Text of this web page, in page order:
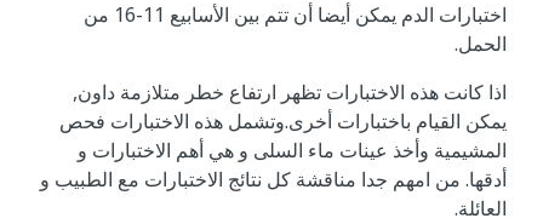
اختبارات الدم يمكن أيضا أن تتم بين الأسابيع 11-16 من
الحمل.
اذا كانت هذه الاختبارات تظهر ارتفاع خطر متلازمة داون,
يمكن القيام باختبارات أخرى.وتشمل هذه الاختبارات فحص
المشيمية وأخذ عينات ماء السلى و هي أهم الاختبارات و
أدقها. من امهم جدا مناقشة كل نتائج الاختبارات مع الطبيب و
العائلة.